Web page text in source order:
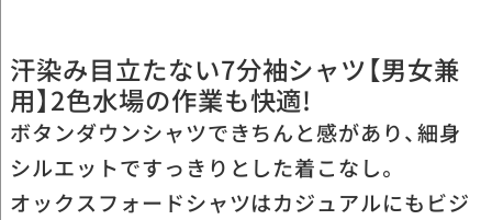
汗染み目立たない7分袖シャツ【男女兼
用】2色水場の作業も快適!
ボタンダウンシャツできちんと感があり、細身
シルエットですっきりとした着こなし。
オックスフォードシャツはカジュアルにもビジ